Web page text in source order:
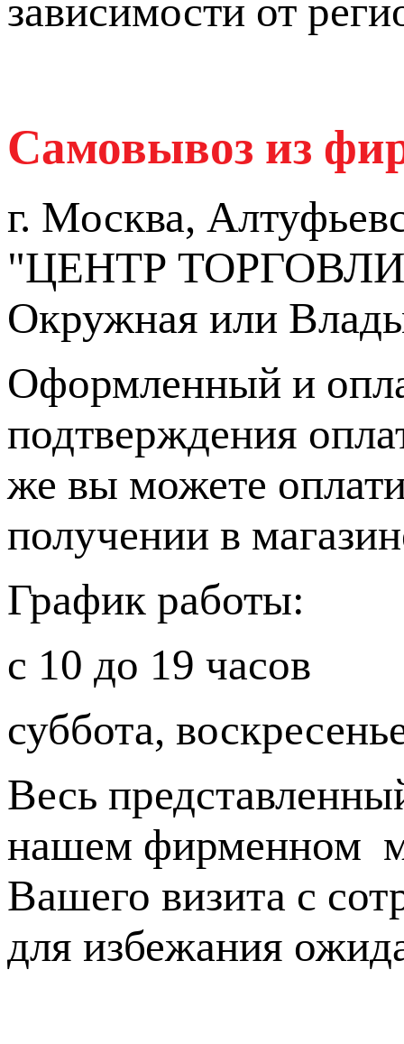
зависимости от
Самовывоз из
г. Москва,
"ЦЕНТР ТОРГОВЛИ",
Окружная или
Оформленный и
подтверждения
же вы можете
получении в
График работы:
с 10 до 19 часов
суббота,
Весь
нашем фирменном
Вашего визита с
для избежания